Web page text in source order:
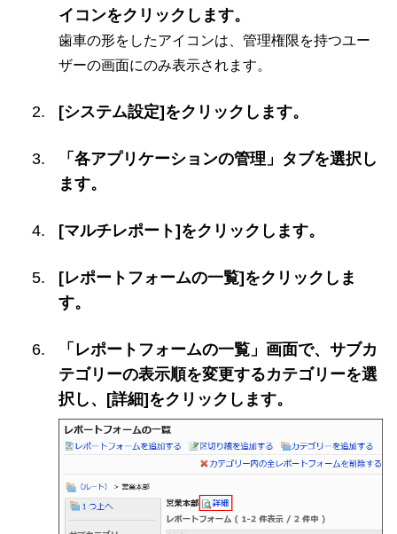
イコンをクリックします。
歯車の形をしたアイコンは、管理権限を持つユー
ザーの画面にのみ表示されます。
[システム設定]をクリックします。
「各アプリケーションの管理」タブを選択し
ます。
[マルチレポート]をクリックします。
[レポートフォームの一覧]をクリックしま
す。
「レポートフォームの一覧」画面で、サブカ
テゴリーの表示順を変更するカテゴリーを選
択し、[詳細]をクリックします。